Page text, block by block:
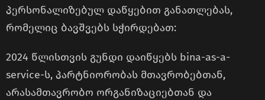
პერსონალიზებულ დაწყებით განათლებას,
რომელიც ბავშვებს სჭირდებათ:
2024 წლისთვის გუნდი დაიწყებს bina-as-a-
service-ს, პარტნიორობას მთავრობებთან,
არასამთავრობო ორგანიზაციებთან და